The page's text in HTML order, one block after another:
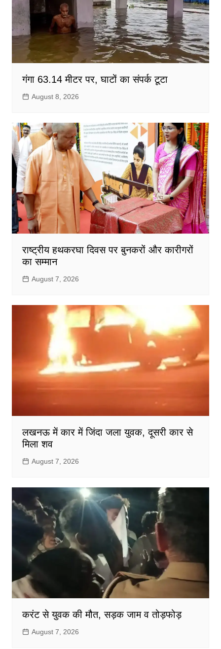
गंगा 63.14 मीटर पर, घाटों का संपर्क टूटा
August 8, 2026
राष्ट्रीय हथकरघा दिवस पर बुनकरों और कारीगरों
का सम्मान
August 7, 2026
लखनऊ में कार में जिंदा जला युवक, दूसरी कार से
मिला शव
August 7, 2026
करंट से युवक की मौत, सड़क जाम व तोड़फोड़
August 7, 2026